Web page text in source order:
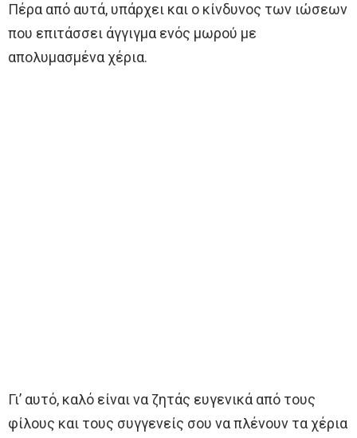
Πέρα από αυτά, υπάρχει και ο κίνδυνος των ιώσεων
που επιτάσσει άγγιγμα ενός μωρού με
απολυμασμένα χέρια.
Γι’ αυτό, καλό είναι να ζητάς ευγενικά από τους
φίλους και τους συγγενείς σου να πλένουν τα χέρια